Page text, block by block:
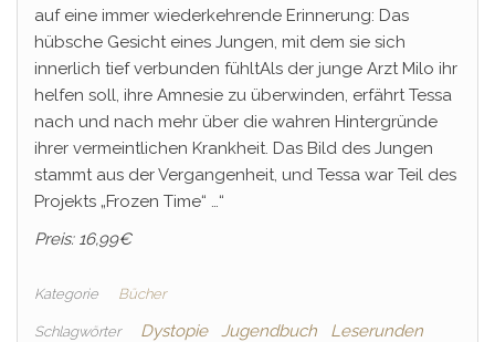
auf eine immer wiederkehrende Erinnerung: Das
hübsche Gesicht eines Jungen, mit dem sie sich
innerlich tief verbunden fühltAls der junge Arzt Milo ihr
helfen soll, ihre Amnesie zu überwinden, erfährt Tessa
nach und nach mehr über die wahren Hintergründe
ihrer vermeintlichen Krankheit. Das Bild des Jungen
stammt aus der Vergangenheit, und Tessa war Teil des
Projekts „Frozen Time“ …“
Preis: 16,99€
Kategorie Bücher
Schlagwörter Dystopie Jugendbuch
Leserunden